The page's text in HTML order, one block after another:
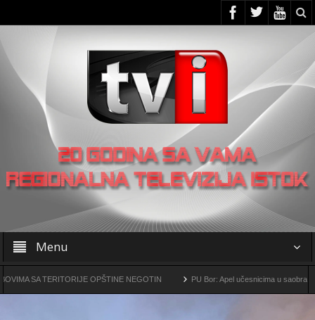
Menu
OPŠTINE NEGOTIN PU Bor: Apel učesnicima u saobraćaju da